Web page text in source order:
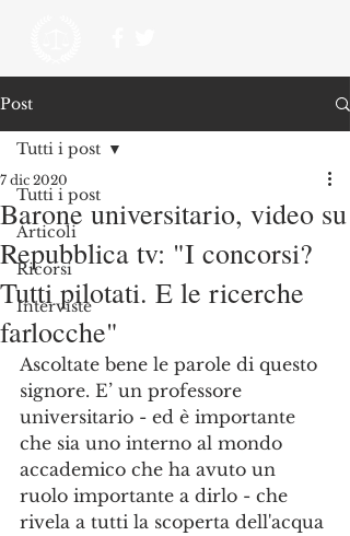
Post
Tutti i post
Articoli
Ricorsi
Interviste
Tutti i post
Barone universitario, video su
Repubblica tv: "I concorsi?
Tutti pilotati. E le ricerche
farlocche"
7 dic 2020
Ascoltate bene le parole di questo
signore. E’ un professore
universitario - ed è importante
che sia uno interno al mondo
accademico che ha avuto un
ruolo importante a dirlo - che
rivela a tutti la scoperta dell'acqua